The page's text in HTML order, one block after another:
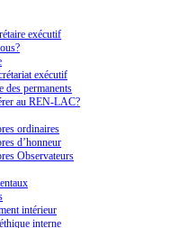
exécutif
exécutif
des permanents
au REN-LAC?
ordinaires
d’honneur
Observateurs
intérieur
interne